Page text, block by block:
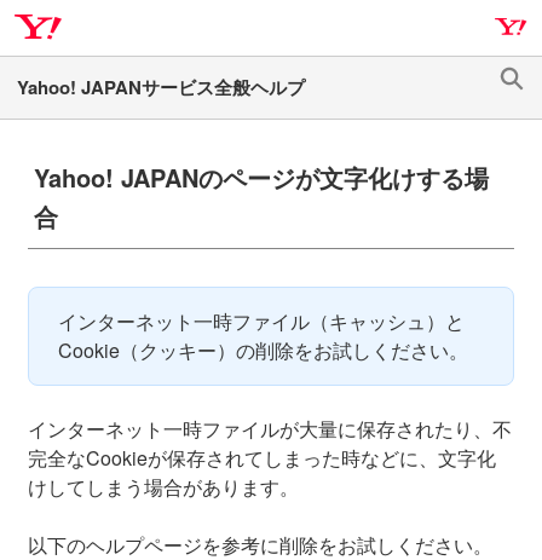
ナ
ビ
ゲ
ー
キ
メ
イ
ン
コ
ス
プ
Yahoo! JAPANのページが文字化けする場
合
インターネット一時ファイル（キャッシュ）と
Cookie（クッキー）の削除をお試しください。
インターネット一時ファイルが大量に保存されたり、不
完全なCookieが保存されてしまった時などに、文字化
けしてしまう場合があります。
以下のヘルプページを参考に削除をお試しください。